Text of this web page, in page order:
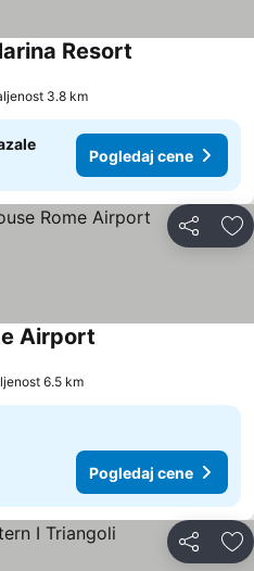
Resort
3.8 km
Pogledaj cene
Deli
Airport
6.5 km
Pogledaj cene
Deli